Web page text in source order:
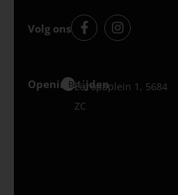
Volg ons
Openingstijden
Best
Europaplein 1, 5684
ZC